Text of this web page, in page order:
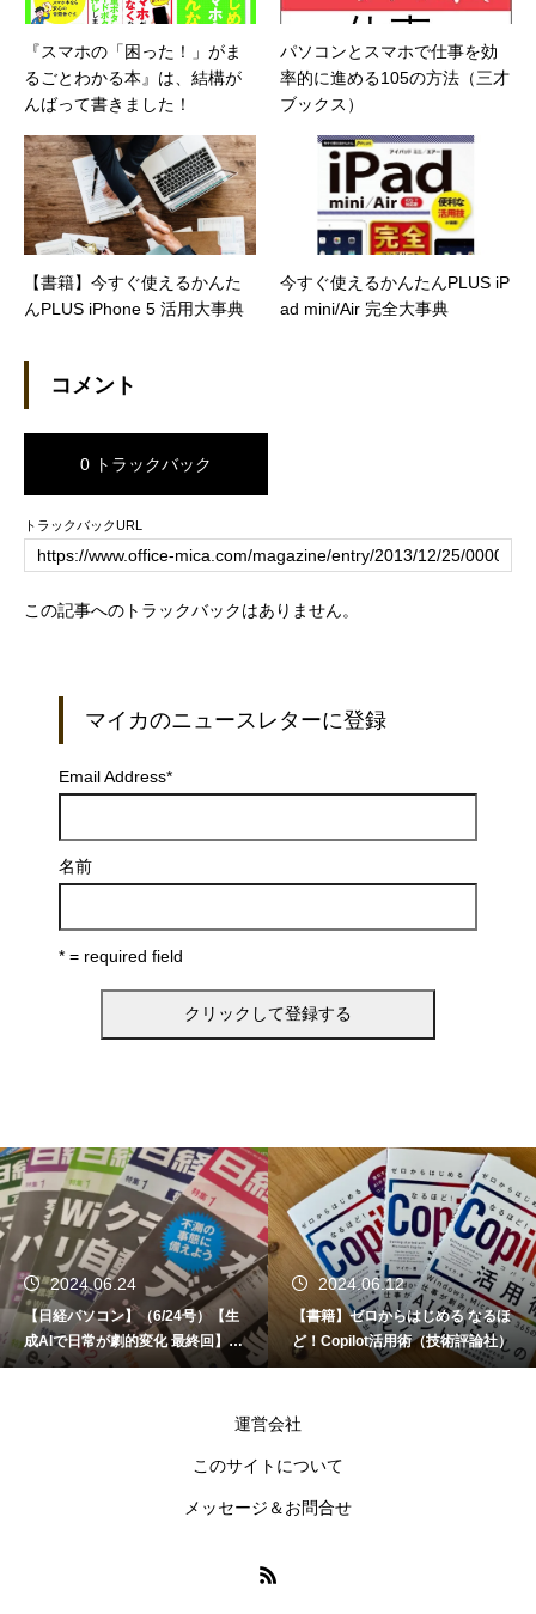
『スマホの「困った！」がま
るごとわかる本』は、結構が
んばって書きました！
パソコンとスマホで仕事を効
率的に進める105の方法（三才
ブックス）
【書籍】今すぐ使えるかんた
んPLUS iPhone 5 活用大事典
今すぐ使えるかんたんPLUS iP
ad mini/Air 完全大事典
コメント
0 トラックバック
トラックバックURL
この記事へのトラックバックはありません。
マイカのニュースレターに登録
Email Address*
名前
* = required field
2024.06.24
【日経パソコン】（6/24号）【生
成AIで日常が劇的変化 最終回】 A
I時代のアプリケーション／サービ
2024.06.12
【書籍】ゼロからはじめる なるほ
ど！Copilot活用術（技術評論社）
運営会社
このサイトについて
メッセージ＆お問合せ